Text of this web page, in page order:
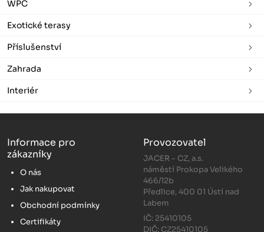
WPC
Exotické terasy
Příslušenství
Zahrada
Interiér
Informace pro
zákazníky
O nás
Jak nakupovat
Obchodní podmínky
Certifikáty
Provozovatel
JACER - CZ, a.s.
náměstí Prokopa Velikého
466/12b
Předlice, 400 01 Ústí nad
Labem
IČ: 25410105
DIČ: CZ25410105